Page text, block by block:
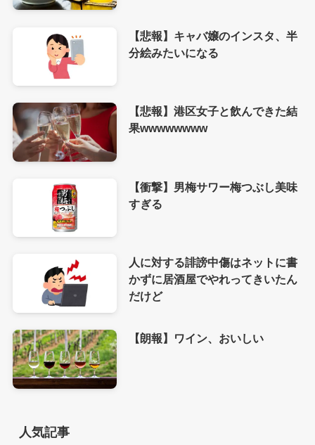
【悲報】キャバ嬢のインスタ、半
分絵みたいになる
【悲報】港区女子と飲んできた結
果wwwwwwww
【衝撃】男梅サワー梅つぶし美味
すぎる
人に対する誹謗中傷はネットに書
かずに居酒屋でやれってきいたん
だけど
【朗報】ワイン、おいしい
人気記事